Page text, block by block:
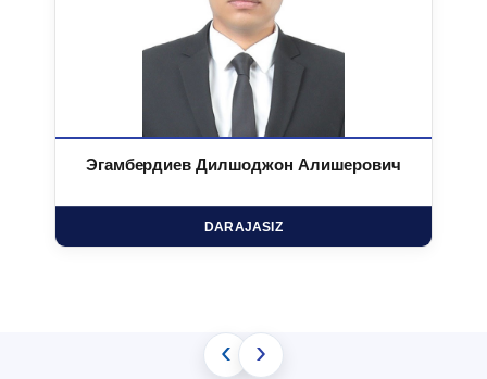
Эгамбердиев Дилшоджон Алишерович
DARAJASIZ
‹ ›